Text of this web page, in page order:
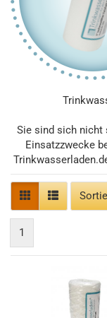
Sie sind sich nicht
Einsatzzwecke
1